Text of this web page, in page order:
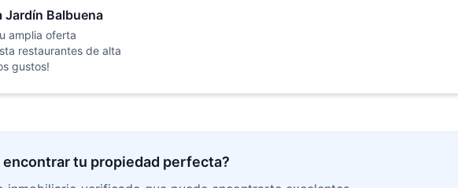
Jardín Balbuena
amplia oferta
restaurantes de alta
gustos!
encontrar tu propiedad perfecta?